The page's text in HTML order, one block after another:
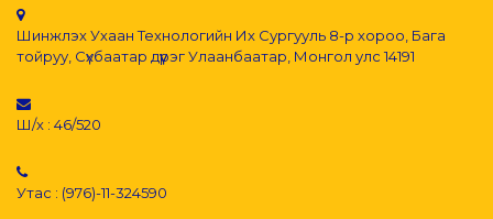
Шинжлэх Ухаан Технологийн Их Сургууль 8-р хороо, Бага
тойруу, Сүхбаатар дүүрэг Улаанбаатар, Монгол улс 14191
Ш/х : 46/520
Утас : (976)-11-324590